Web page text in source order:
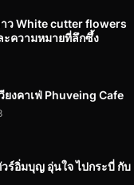
ว White cutter flowers
ะความหมายที่ลึกซึ้ง
ยงคาเฟ่ Phuveing Cafe
ร์อิ่มบุญ อุ่นใจ ไปกระบี่ กับ